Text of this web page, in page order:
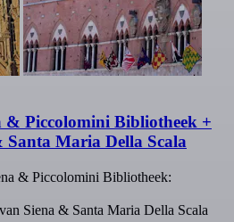
& Piccolomini Bibliotheek +
Maria Della Scala
& Piccolomini Bibliotheek:
Siena & Santa Maria Della Scala